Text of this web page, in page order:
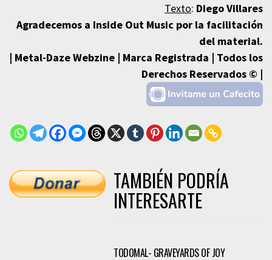
Texto: Diego Villares
Agradecemos a Inside Out Music por la facilitación
del material.
| Metal-Daze Webzine | Marca Registrada | Todos los
Derechos Reservados © |
TAMBIÉN PODRÍA
INTERESARTE
TODOMAL- GRAVEYARDS OF JOY